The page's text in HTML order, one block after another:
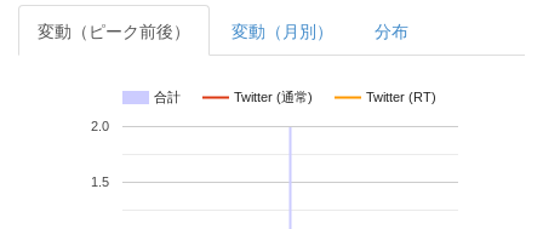
変動（ピーク前後） 変動（月別） 分布
合計 Twitter (通常) Twitter (RT)
1.5
2.0